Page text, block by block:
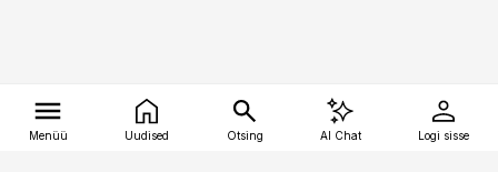
Menüü Uudised Otsing AI Chat Logi sisse